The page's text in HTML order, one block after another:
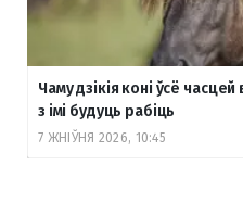
Чаму дзікія коні ўсё
з імі будуць рабіць
7 ЖНІЎНЯ 2026, 10:45